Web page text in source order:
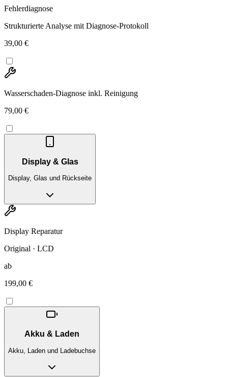
Fehlerdiagnose
Strukturierte Analyse mit Diagnose-Protokoll
39,00 €
Wasserschaden-Diagnose inkl. Reinigung
79,00 €
Display & Glas
Display, Glas und Rückseite
Display Reparatur
Original · LCD
ab
199,00 €
Akku & Laden
Akku, Laden und Ladebuchse